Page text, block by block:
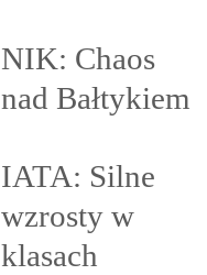
NIK: Chaos
nad Bałtykiem
IATA: Silne
wzrosty w
klasach